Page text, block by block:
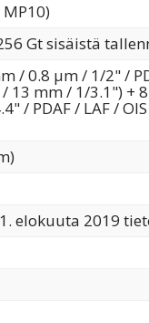
Gt sisäistä
/ 0.8 µm / 1/2" /
13 mm / 1/3.1") +
/ PDAF / LAF /
elokuuta 2019